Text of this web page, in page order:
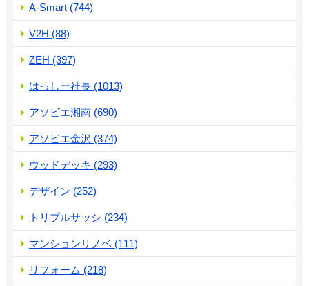
A-Smart (744)
V2H (88)
ZEH (397)
はっしー社長 (1013)
アソビエ湘南 (690)
アソビエ金沢 (374)
ウッドデッキ (293)
デザイン (252)
トリプルサッシ (234)
マンションリノベ (111)
リフォーム (218)